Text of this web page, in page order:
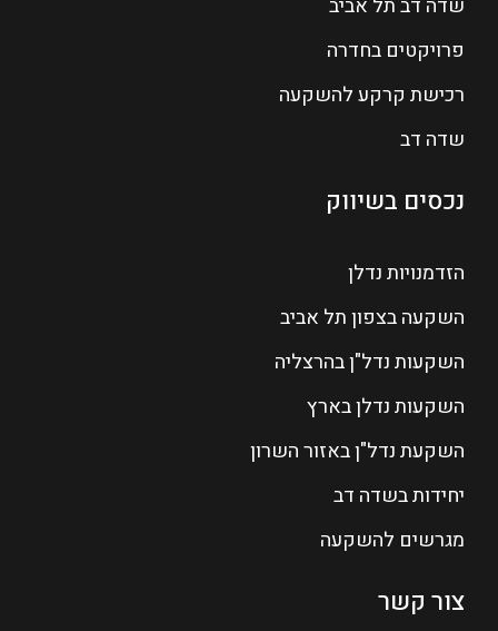
שדה דב תל אביב
פרויקטים בחדרה
רכישת קרקע להשקעה
שדה דב
נכסים בשיווק
הזדמנויות נדלן
השקעה בצפון תל אביב
השקעות נדל"ן בהרצליה
השקעות נדלן בארץ
השקעת נדל"ן באזור השרון
יחידות בשדה דב
מגרשים להשקעה
צור קשר